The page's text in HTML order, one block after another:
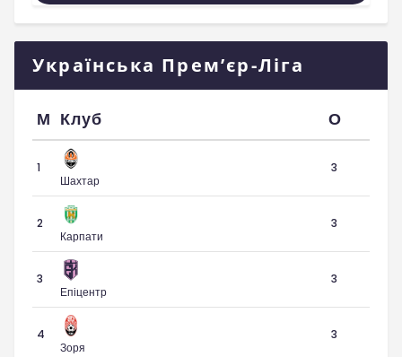
Українська Прем’єр-Ліга
М Клуб О
1
Шахтар
3
2
Карпати
3
3
Епіцентр
3
4
Зоря
3